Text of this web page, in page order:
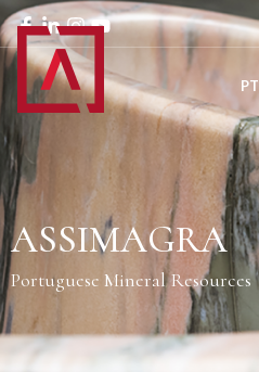
PT
ASSIMAGRA
Portuguese Mineral Resources